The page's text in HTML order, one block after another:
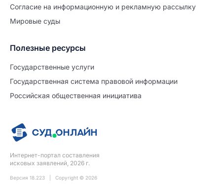
Интернет-портал составления
исковых заявлений, 2026 г.
Версия 18.223 | Copyright © 2026
Согласие на информационную и рекламную рассылку
Мировые суды
Полезные ресурсы
Государственные услуги
Государственная система правовой информации
Российская общественная инициатива
Продолжите заполнение
Расторжение брака
Уже заполнено
Шаг 0 из 15
№5722527
ПРОДОЛЖИТЬ ЗАПОЛНЕНИЕ